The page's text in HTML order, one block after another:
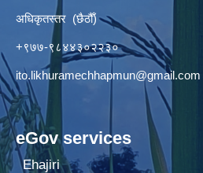
अधिकृतस्तर (छैठौँ)
+९७७-९८४४३०२२३०
ito.likhuramechhapmun@gmail.com
eGov services
Ehajiri